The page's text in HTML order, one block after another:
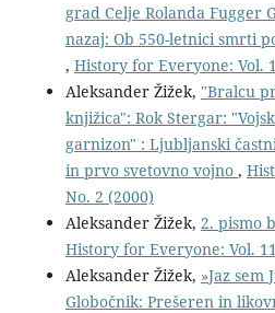
grad Celje Rolanda Fugger
nazaj: Ob 550-letnici smrti
, History for Everyone: Vol.
Aleksander Žižek, "Bralcu
knjižica": Rok Stergar:
garnizon" : Ljubljanski
in prvo svetovno vojno ,
No. 2 (2000)
Aleksander Žižek, 2. pismo
History for Everyone: Vol.
Aleksander Žižek, »Jaz sem
Globočnik: Prešeren in